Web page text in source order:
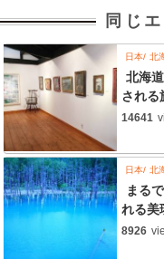
同じ
日本 北
北海
される
14641
日本 北
まる
れる美
8926